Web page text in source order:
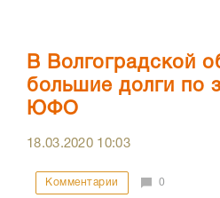
В Волгоградской
большие долги по
ЮФО
18.03.2020 10:03
Комментарии 0